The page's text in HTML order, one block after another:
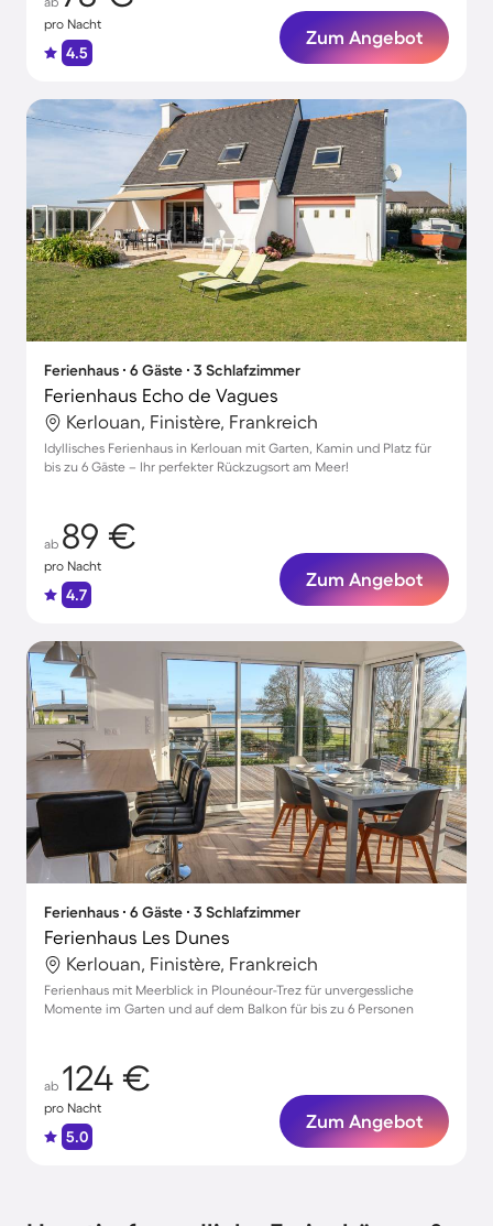
pro Nacht
4.5
Zum Angebot
Ferienhaus ∙ 6 Gäste ∙ 3 Schlafzimmer
Ferienhaus Echo de Vagues
Kerlouan, Finistère, Frankreich
Idyllisches Ferienhaus in Kerlouan mit Garten, Kamin und Platz für
bis zu 6 Gäste – Ihr perfekter Rückzugsort am Meer!
ab 89 €
pro Nacht
4.7
Zum Angebot
Ferienhaus ∙ 6 Gäste ∙ 3 Schlafzimmer
Ferienhaus Les Dunes
Kerlouan, Finistère, Frankreich
Ferienhaus mit Meerblick in Plounéour-Trez für unvergessliche
Momente im Garten und auf dem Balkon für bis zu 6 Personen
ab 124 €
pro Nacht
5.0
Zum Angebot